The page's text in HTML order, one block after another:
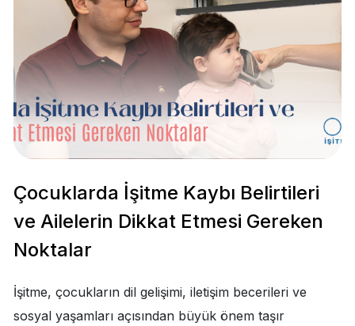
Çocuklarda İşitme Kaybı Belirtileri
ve Ailelerin Dikkat Etmesi Gereken
Noktalar
İşitme, çocukların dil gelişimi, iletişim becerileri ve
sosyal yaşamları açısından büyük önem taşır